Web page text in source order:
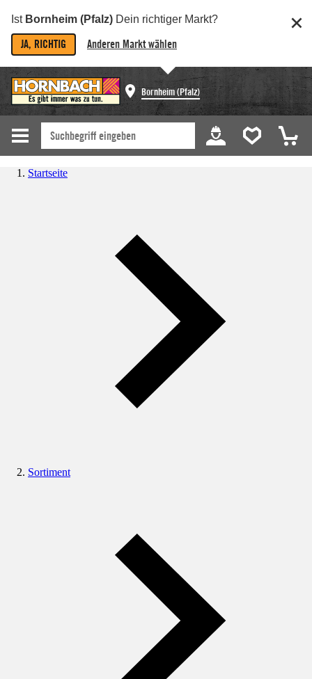
Ist Bornheim (Pfalz) Dein richtiger Markt?
JA, RICHTIG Anderen Markt wählen
Bornheim (Pfalz)
Startseite
Sortiment